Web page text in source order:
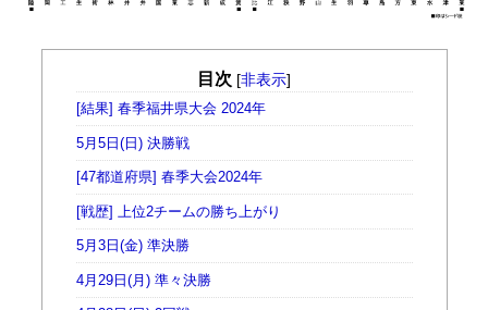
目次 [非表示]
[結果] 春季福井県大会 2024年
5月5日(日) 決勝戦
[47都道府県] 春季大会2024年
[戦歴] 上位2チームの勝ち上がり
5月3日(金) 準決勝
4月29日(月) 準々決勝